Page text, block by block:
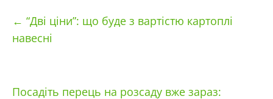
← “Дві ціни”: що буде з вартістю картоплі
навесні
Посадіть перець на розсаду вже зараз: